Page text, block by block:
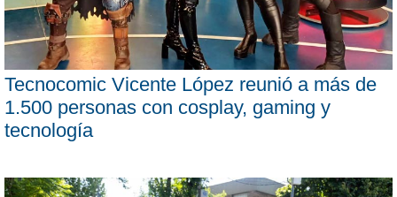
Tecnocomic Vicente López reunió a más de
1.500 personas con cosplay, gaming y
tecnología